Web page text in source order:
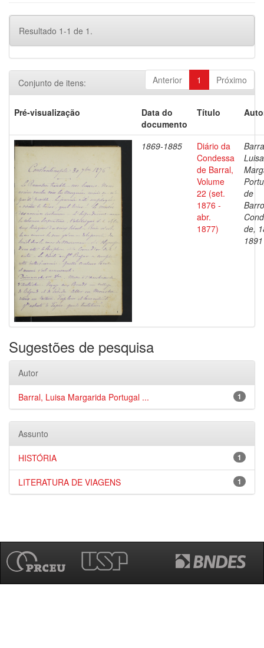
Resultado 1-1 de 1.
Anterior 1 Próximo
Conjunto de itens:
Pré-visualização
Data do
documento
Título
1869-1885
Diário da
Condessa
de Barral,
Volume
22 (set.
1876 -
abr.
1877)
Luisa
de
de,
1891
Sugestões de pesquisa
Autor
1
Barral, Luisa Margarida Portugal ...
Assunto
1
HISTÓRIA
1
LITERATURA DE VIAGENS